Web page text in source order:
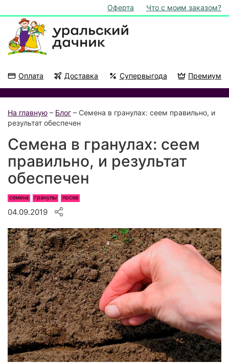
Оферта Что с моим заказом?
Оплата Доставка Супервыгода Премиум
На главную – Блог – Семена в гранулах: сеем правильно, и
результат обеспечен
Семена в гранулах: сеем
правильно, и результат
обеспечен
семена гранулы посев
04.09.2019